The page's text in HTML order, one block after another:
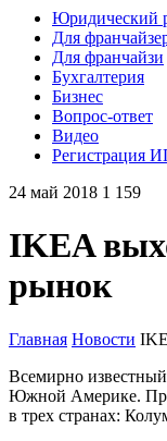
Юридический
Для
Для франчайзи
Бухгалтерия
Бизнес
Вопрос-ответ
Видео
Регистрация
24 май 2018 1 159
IKEA
рынок
Главная Новости
Всемирно
Южной Америке.
в трех странах: